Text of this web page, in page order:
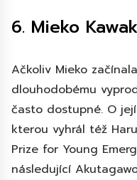
6. Mieko
Ačkoliv Mieko
dlouhodobému
často dostupné. O
kterou vyhrál též
Prize for Young
následující